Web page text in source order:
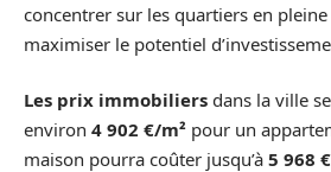
concentrer sur les quartiers en
maximiser le potentiel
Les prix immobiliers dans la ville
environ 4 902 €/m² pour un
maison pourra coûter jusqu’à 5 968